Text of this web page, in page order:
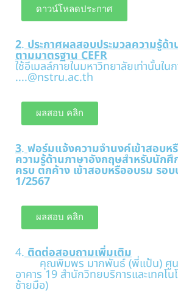
ดาวน์โหลดประกาศ
2.ประกาศผลสอบประมวลความรู้ด้
ตามมาตรฐาน CEFR
ใช้อีเมลล์ภายในมหาวิทยาลัยเท่านั้นใ
....@nstru.ac.th
ผลสอบ คลิก
3. ฟอร์มแจ้งความจำนงค์เข้าสอบห
ความรู้ด้านภาษาอังกฤษสำหรับนัก
ครบ ตกค้าง เข้าสอบหรืออบรม รอบ
1/2567
ผลสอบ คลิก
4.ติดต่อสอบถามเพิ่มเติม
คุณพิมพร มากพันธ์ (พี่แป้น) ศูน
อาคาร 19 สำนักวิทยบริการและเทคโ
ซ้ายมือ)